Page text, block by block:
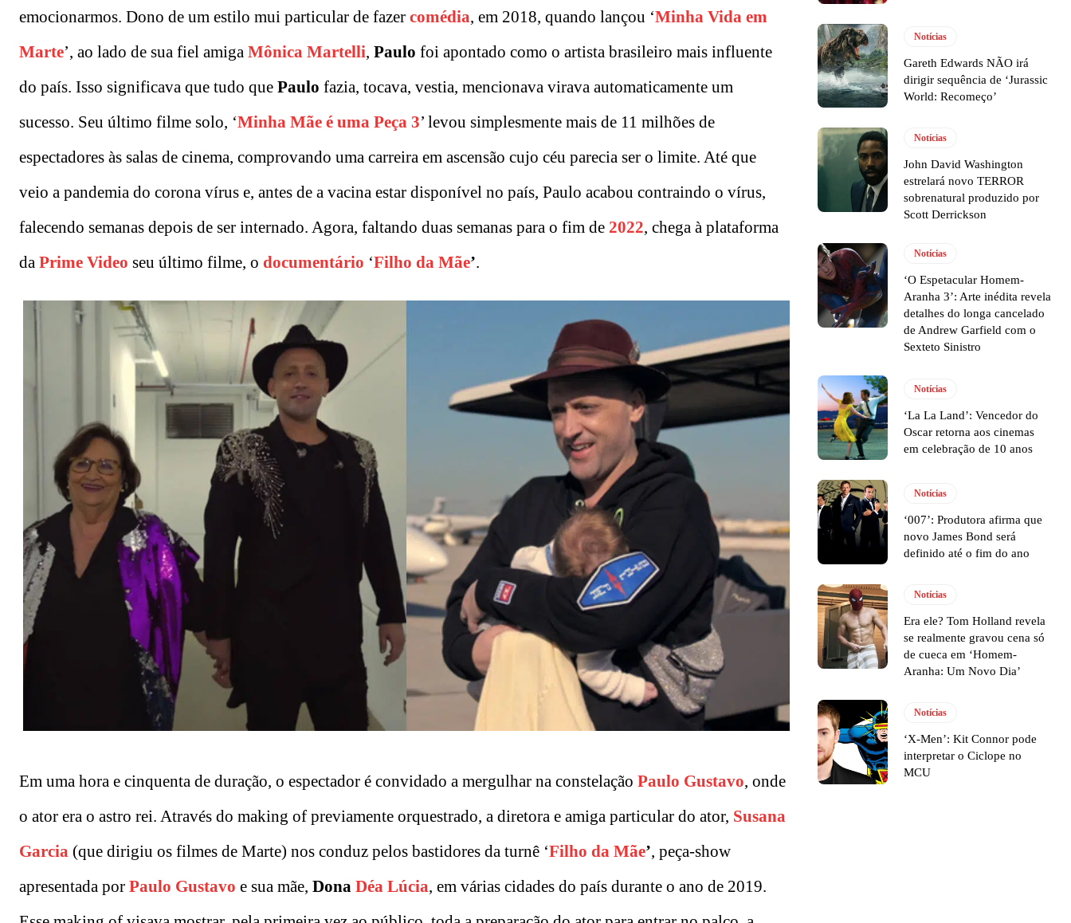
emocionarmos. Dono de um estilo mui particular de fazer comédia, em 2018, quando lançou ‘Minha Vida em
Marte’, ao lado de sua fiel amiga Mônica Martelli, Paulo foi apontado como o artista brasileiro mais influente
do país. Isso significava que tudo que Paulo fazia, tocava, vestia, mencionava virava automaticamente um
sucesso. Seu último filme solo, ‘Minha Mãe é uma Peça 3’ levou simplesmente mais de 11 milhões de
espectadores às salas de cinema, comprovando uma carreira em ascensão cujo céu parecia ser o limite. Até que
veio a pandemia do corona vírus e, antes de a vacina estar disponível no país, Paulo acabou contraindo o vírus,
falecendo semanas depois de ser internado. Agora, faltando duas semanas para o fim de 2022, chega à plataforma
da Prime Video seu último filme, o documentário ‘Filho da Mãe’.
Em uma hora e cinquenta de duração, o espectador é convidado a mergulhar na constelação Paulo Gustavo, onde
o ator era o astro rei. Através do making of previamente orquestrado, a diretora e amiga particular do ator, Susana
Garcia (que dirigiu os filmes de Marte) nos conduz pelos bastidores da turnê ‘Filho da Mãe’, peça-show
apresentada por Paulo Gustavo e sua mãe, Dona Déa Lúcia, em várias cidades do país durante o ano de 2019.
Notícias
Gareth Edwards NÃO irá
dirigir sequência de ‘Jurassic
World: Recomeço’
Notícias
John David Washington
estrelará novo TERROR
sobrenatural produzido por
Scott Derrickson
Notícias
‘O Espetacular Homem-
Aranha 3’: Arte inédita revela
detalhes do longa cancelado
de Andrew Garfield com o
Sexteto Sinistro
Notícias
‘La La Land’: Vencedor do
Oscar retorna aos cinemas
em celebração de 10 anos
Notícias
‘007’: Produtora afirma que
novo James Bond será
definido até o fim do ano
Notícias
Era ele? Tom Holland revela
se realmente gravou cena só
de cueca em ‘Homem-
Aranha: Um Novo Dia’
Notícias
‘X-Men’: Kit Connor pode
interpretar o Ciclope no
MCU